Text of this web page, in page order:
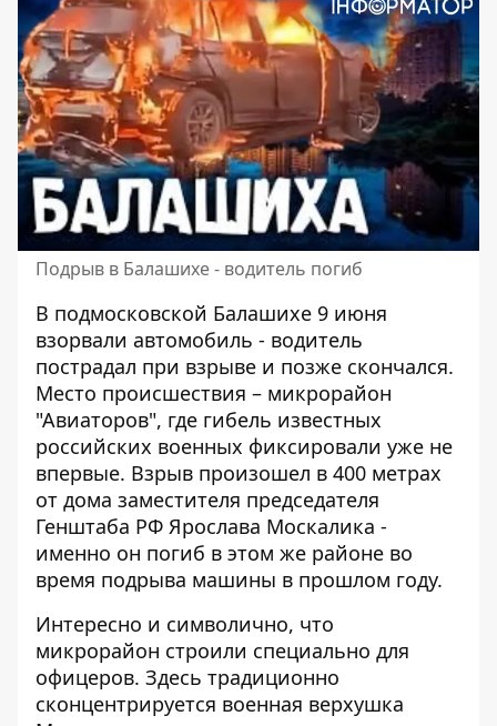
Подрыв в Балашихе - водитель погиб
В подмосковской Балашихе 9 июня
взорвали автомобиль - водитель
пострадал при взрыве и позже скончался.
Место происшествия – микрорайон
"Авиаторов", где гибель известных
российских военных фиксировали уже не
впервые. Взрыв произошел в 400 метрах
от дома заместителя председателя
Генштаба РФ Ярослава Москалика -
именно он погиб в этом же районе во
время подрыва машины в прошлом году.
Интересно и символично, что
микрорайон строили специально для
офицеров. Здесь традиционно
сконцентрируется военная верхушка